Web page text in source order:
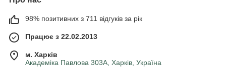
98% позитивних з 711 відгуків за рік
Працює з 22.02.2013
м. Харків
Академіка Павлова 303А, Харків, Україна